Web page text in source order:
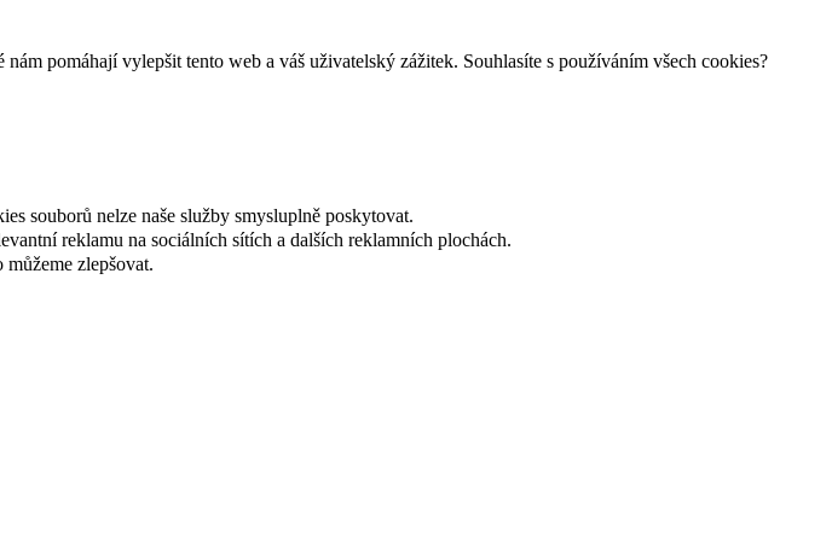
pomáhají vylepšit tento web a váš uživatelský zážitek. Souhlasíte s používáním všech cookies?
souborů nelze naše služby smysluplně poskytovat.
reklamu na sociálních sítích a dalších reklamních plochách.
zlepšovat.